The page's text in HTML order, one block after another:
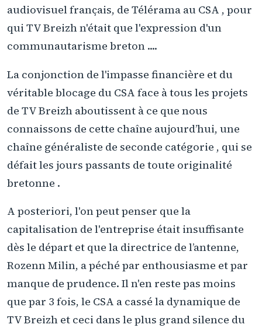
audiovisuel français, de Télérama au CSA , pour
qui TV Breizh n'était que l'expression d'un
communautarisme breton ....
La conjonction de l'impasse financière et du
véritable blocage du CSA face à tous les projets
de TV Breizh aboutissent à ce que nous
connaissons de cette chaîne aujourd’hui, une
chaîne généraliste de seconde catégorie , qui se
défait les jours passants de toute originalité
bretonne .
A posteriori, l'on peut penser que la
capitalisation de l'entreprise était insuffisante
dès le départ et que la directrice de l’antenne,
Rozenn Milin, a péché par enthousiasme et par
manque de prudence. Il n'en reste pas moins
que par 3 fois, le CSA a cassé la dynamique de
TV Breizh et ceci dans le plus grand silence du